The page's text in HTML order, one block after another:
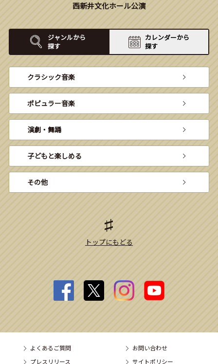
西新井文化ホール公演
ジャンルから
探す
カレンダーから
探す
クラシック音楽
ポピュラー音楽
演劇・舞踊
子どもと楽しめる
その他
トップにもどる
よくあるご質問
お問い合わせ
プレスリリース
サイトポリシー